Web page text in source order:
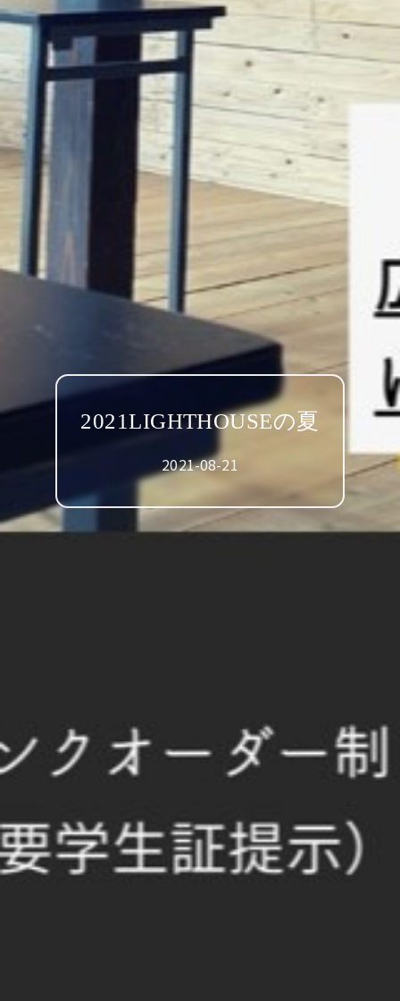
2021LIGHTHOUSEの夏
2021-08-21